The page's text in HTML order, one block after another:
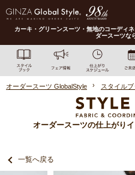
カーキ・グリーンスーツ・無地のコーディ
ダースーツ
オーダースーツ GlobalStyle スタイルブ
オーダースーツの仕上がり
一覧へ戻る